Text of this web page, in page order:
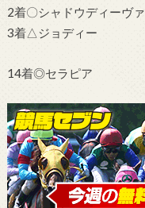
2着〇シャドウディーヴァ
3着△ジョディー
14着◎セラピア